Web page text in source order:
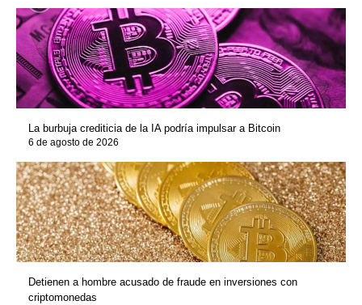
La burbuja crediticia de la IA podría impulsar a Bitcoin
6 de agosto de 2026
Detienen a hombre acusado de fraude en inversiones con
criptomonedas